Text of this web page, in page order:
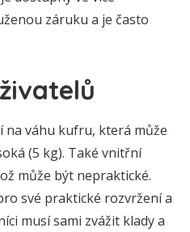
záruku a je často
na váhu kufru, která může
(5 kg). Také vnitřní
může být nepraktické.
své praktické rozvržení a
musí sami zvážit klady a